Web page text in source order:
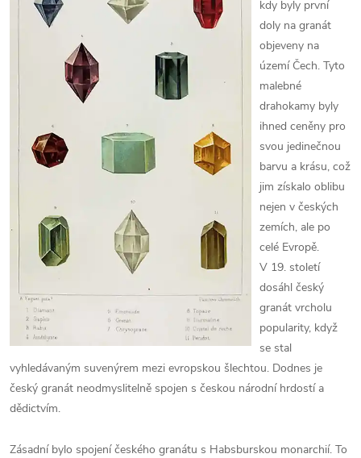
kdy byly první
doly na granát
objeveny na
území Čech. Tyto
malebné
drahokamy byly
ihned ceněny pro
svou jedinečnou
barvu a krásu, což
jim získalo oblibu
nejen v českých
zemích, ale po
celé Evropě.
V 19. století
dosáhl český
granát vrcholu
popularity, když
se stal
vyhledávaným suvenýrem mezi evropskou šlechtou. Dodnes je
český granát neodmyslitelně spojen s českou národní hrdostí a
dědictvím.
Zásadní bylo spojení českého granátu s Habsburskou monarchií. To